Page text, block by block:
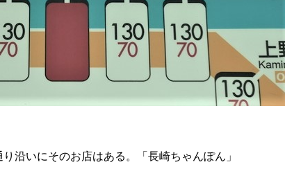
沿いにそのお店はある。「長崎ちゃんぽん」